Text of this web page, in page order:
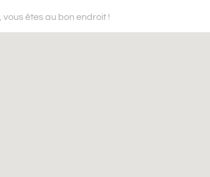
vous êtes au bon endroit !